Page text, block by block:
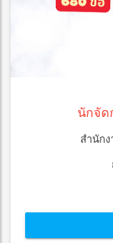
นักจัด
สำนัก